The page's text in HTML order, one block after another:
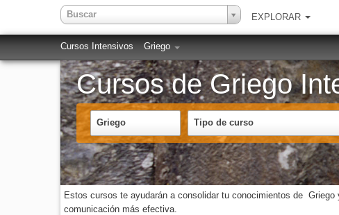
Buscar EXPLORAR
Cursos Intensivos Griego
Cursos de Griego
Griego Tipo de curso
Estos cursos te ayudarán a consolidar tu conocimientos de
comunicación más efectiva.